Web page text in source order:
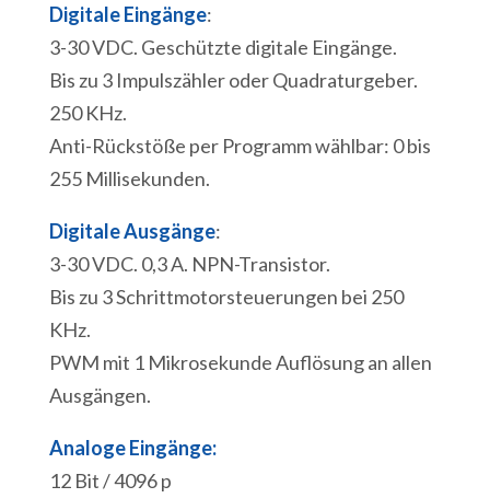
Digitale Eingänge:
3-30 VDC. Geschützte digitale Eingänge.
Bis zu 3 Impulszähler oder Quadraturgeber.
250 KHz.
Anti-Rückstöße per Programm wählbar: 0 bis
255 Millisekunden.
Digitale Ausgänge:
3-30 VDC. 0,3 A. NPN-Transistor.
Bis zu 3 Schrittmotorsteuerungen bei 250
KHz.
PWM mit 1 Mikrosekunde Auflösung an allen
Ausgängen.
Analoge Eingänge:
12 Bit / 4096 p